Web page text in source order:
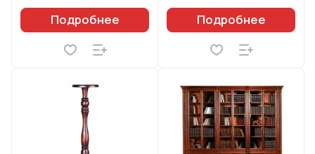
Подробнее Подробнее